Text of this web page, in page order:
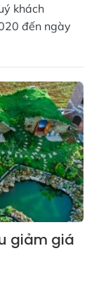
khách
đến ngày
giảm giá